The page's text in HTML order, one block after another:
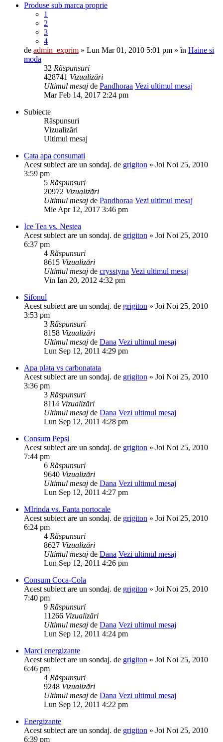
Produse sub marca proprie
1
2
3
4
de admin_exprim » Lun Mar 01, 2010 5:01 pm » în Haine si
moda
32 Răspunsuri
428741 Vizualizări
Ultimul mesaj de Pandhoraa Vezi ultimul mesaj
Mar Feb 14, 2017 2:24 pm
Subiecte
Răspunsuri
Vizualizări
Ultimul mesaj
Cata apa consumati
Acest subiect are un sondaj. de grigiton » Joi Noi 25, 2010
3:59 pm
5 Răspunsuri
20972 Vizualizări
Ultimul mesaj de Pandhoraa Vezi ultimul mesaj
Mie Apr 12, 2017 3:46 pm
Ice Tea vs. Nestea
Acest subiect are un sondaj. de grigiton » Joi Noi 25, 2010
6:37 pm
4 Răspunsuri
8615 Vizualizări
Ultimul mesaj de crysstyna Vezi ultimul mesaj
Vin Ian 20, 2012 4:32 pm
Sifonul
Acest subiect are un sondaj. de grigiton » Joi Noi 25, 2010
3:53 pm
3 Răspunsuri
8158 Vizualizări
Ultimul mesaj de Dana Vezi ultimul mesaj
Lun Sep 12, 2011 4:29 pm
Apa plata vs carbonatata
Acest subiect are un sondaj. de grigiton » Joi Noi 25, 2010
3:36 pm
3 Răspunsuri
8114 Vizualizări
Ultimul mesaj de Dana Vezi ultimul mesaj
Lun Sep 12, 2011 4:28 pm
Consum Pepsi
Acest subiect are un sondaj. de grigiton » Joi Noi 25, 2010
7:44 pm
6 Răspunsuri
9640 Vizualizări
Ultimul mesaj de Dana Vezi ultimul mesaj
Lun Sep 12, 2011 4:27 pm
MIrinda vs. Fanta portocale
Acest subiect are un sondaj. de grigiton » Joi Noi 25, 2010
6:24 pm
4 Răspunsuri
8627 Vizualizări
Ultimul mesaj de Dana Vezi ultimul mesaj
Lun Sep 12, 2011 4:26 pm
Consum Coca-Cola
Acest subiect are un sondaj. de grigiton » Joi Noi 25, 2010
7:40 pm
9 Răspunsuri
11266 Vizualizări
Ultimul mesaj de Dana Vezi ultimul mesaj
Lun Sep 12, 2011 4:24 pm
Marci energizante
Acest subiect are un sondaj. de grigiton » Joi Noi 25, 2010
6:46 pm
4 Răspunsuri
9248 Vizualizări
Ultimul mesaj de Dana Vezi ultimul mesaj
Lun Sep 12, 2011 4:22 pm
Energizante
Acest subiect are un sondaj. de grigiton » Joi Noi 25, 2010
6:39 pm